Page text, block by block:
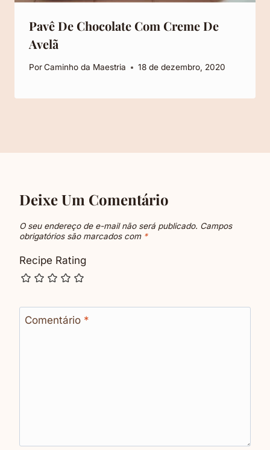
Pavê De Chocolate Com Creme De
Avelã
PorCaminho da Maestria 18 de dezembro, 2020
Deixe Um Comentário
O seu endereço de e-mail não será publicado. Campos
obrigatórios são marcados com *
Recipe Rating
Comentário *